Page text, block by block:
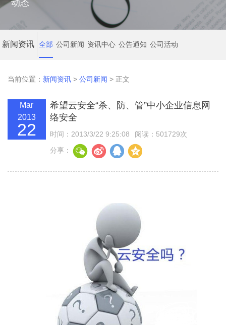
动态
新闻资讯 全部 公司新闻 资讯中心 公告通知 公司活动
当前位置： 新闻资讯 >公司新闻 > 正文
Mar
2013
22
希望云安全“杀、防、管”中小企业信息网
络安全
时间：2013/3/22 9:25:08
阅读：501729次
分享：